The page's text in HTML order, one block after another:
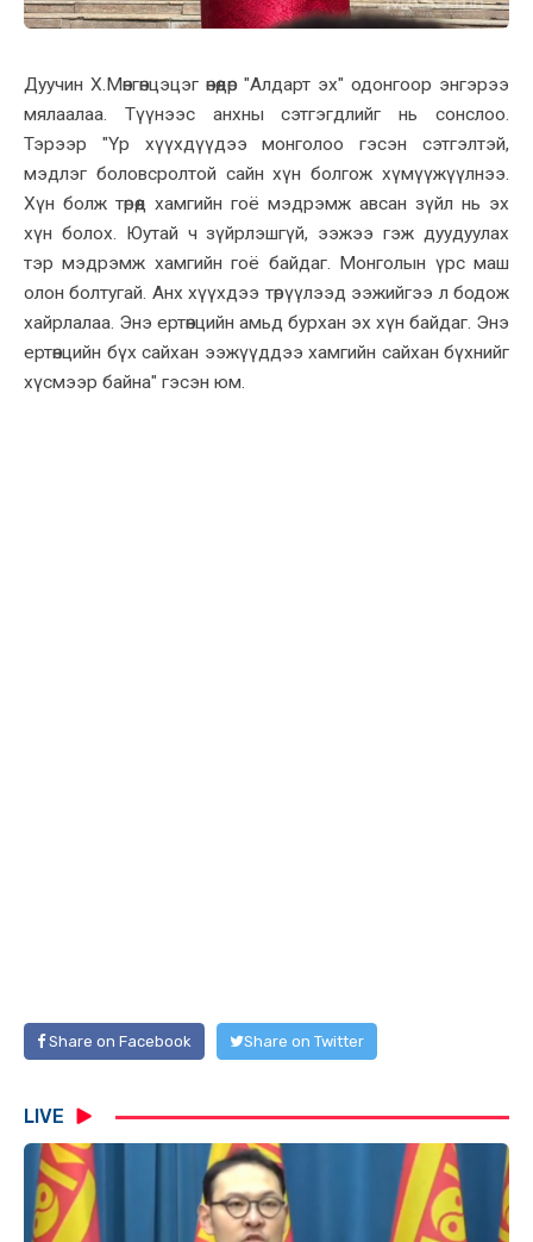
Дуучин Х.Мөнгөнцэцэг өнөөдөр "Алдарт эх" одонгоор энгэрээ
мялаалаа. Түүнээс анхны сэтгэгдлийг нь сонслоо.
Тэрээр "Үр хүүхдүүдээ монголоо гэсэн сэтгэлтэй,
мэдлэг боловсролтой сайн хүн болгож хүмүүжүүлнээ.
Хүн болж төрөөд хамгийн гоё мэдрэмж авсан зүйл нь эх
хүн болох. Юутай ч зүйрлэшгүй, ээжээ гэж дуудуулах
тэр мэдрэмж хамгийн гоё байдаг. Монголын үрс маш
олон болтугай. Анх хүүхдээ төрүүлээд ээжийгээ л бодож
хайрлалаа. Энэ ертөнцийн амьд бурхан эх хүн байдаг. Энэ
ертөнцийн бүх сайхан ээжүүддээ хамгийн сайхан бүхнийг
хүсмээр байна" гэсэн юм.
Share on Facebook Share on Twitter
LIVE